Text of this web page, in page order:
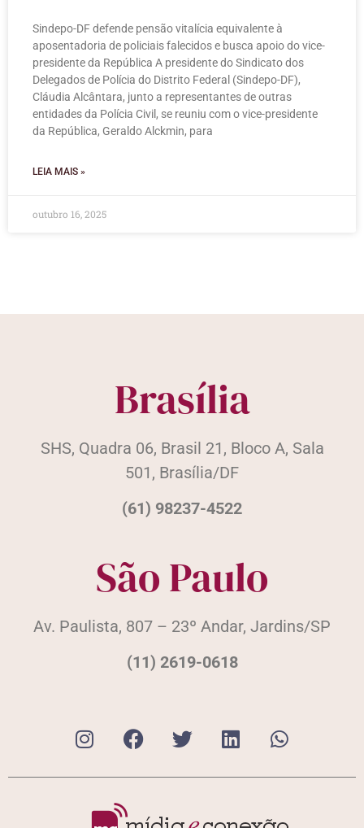
Sindepo-DF defende pensão vitalícia equivalente à
aposentadoria de policiais falecidos e busca apoio do vice-
presidente da República A presidente do Sindicato dos
Delegados de Polícia do Distrito Federal (Sindepo-DF),
Cláudia Alcântara, junto a representantes de outras
entidades da Polícia Civil, se reuniu com o vice-presidente
da República, Geraldo Alckmin, para
LEIA MAIS »
outubro 16, 2025
Brasília
SHS, Quadra 06, Brasil 21, Bloco A, Sala
501, Brasília/DF
(61) 98237-4522
São Paulo
Av. Paulista, 807 – 23º Andar, Jardins/SP
(11) 2619-0618